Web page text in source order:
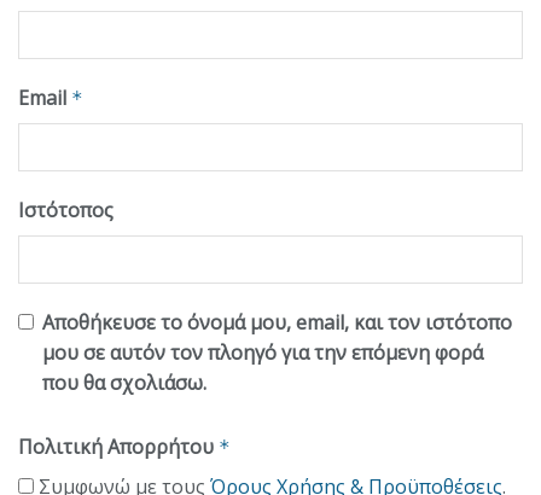
Email *
Ιστότοπος
Αποθήκευσε το όνομά μου, email, και τον ιστότοπο
μου σε αυτόν τον πλοηγό για την επόμενη φορά
που θα σχολιάσω.
Πολιτική Απορρήτου *
Συμφωνώ με τους Όρους Χρήσης & Προϋποθέσεις.